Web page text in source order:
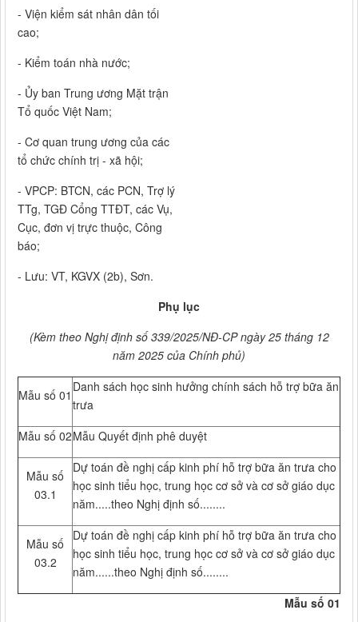
- Viện kiểm sát nhân dân tối
cao;
- Kiểm toán nhà nước;
- Ủy ban Trung ương Mặt trận
Tổ quốc Việt Nam;
- Cơ quan trung ương của các
tổ chức chính trị - xã hội;
- VPCP: BTCN, các PCN, Trợ lý
TTg, TGĐ Cổng TTĐT, các Vụ,
Cục, đơn vị trực thuộc, Công
báo;
- Lưu: VT, KGVX (2b), Sơn.
Phụ lục
(Kèm theo Nghị định số 339/2025/NĐ-CP ngày 25 tháng 12
năm 2025 của Chính phủ)
Mẫu số 01
Danh sách học sinh hưởng chính sách hỗ trợ bữa ăn
trưa
Mẫu số 02Mẫu Quyết định phê duyệt
Mẫu số
03.1
Dự toán đề nghị cấp kinh phí hỗ trợ bữa ăn trưa cho
học sinh tiểu học, trung học cơ sở và cơ sở giáo dục
năm.....theo Nghị định số........
Mẫu số
03.2
Dự toán đề nghị cấp kinh phí hỗ trợ bữa ăn trưa cho
học sinh tiểu học, trung học cơ sở và cơ sở giáo dục
năm......theo Nghị định số........
Mẫu số 01